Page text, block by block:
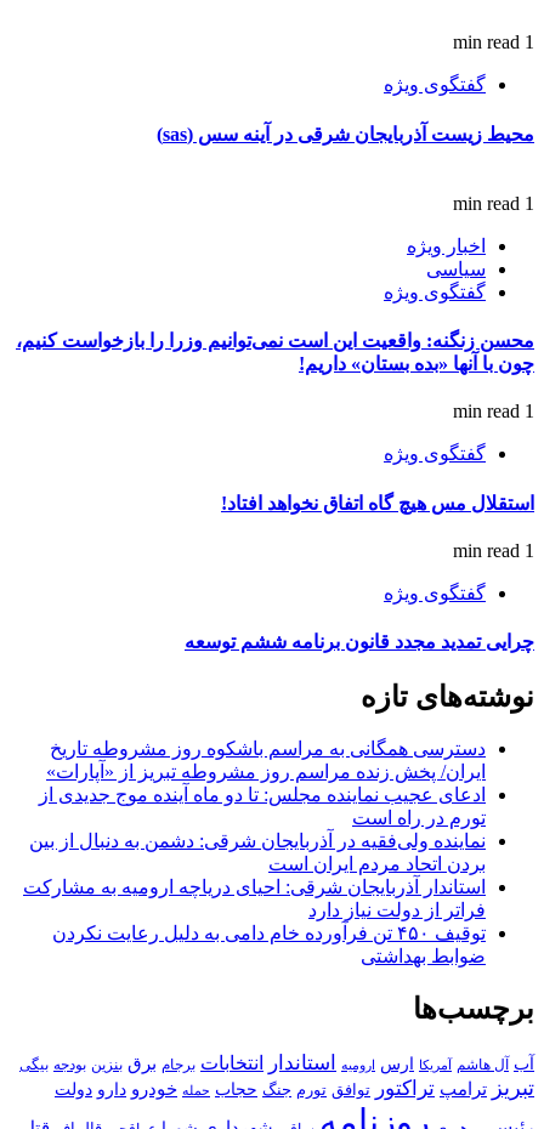
1 min read
گفتگوی ویژه
محیط زیست آذربایجان شرقی در آینه سس (sas)
1 min read
اخبار ویژه
سیاسی
گفتگوی ویژه
محسن زنگنه: واقعیت این است نمی‌توانیم وزرا را بازخواست کنیم،
چون با آنها «بده بستان» داریم!
1 min read
گفتگوی ویژه
استقلال مس هیچ گاه اتفاق نخواهد افتاد!
1 min read
گفتگوی ویژه
چرایی تمدید مجدد قانون برنامه ششم توسعه
نوشته‌های تازه
دسترسی همگانی به مراسم باشکوه روز مشروطه تاریخ
ایران/ پخش زنده مراسم روز مشروطه تبریز از «آپارات»
ادعای عجیب نماینده مجلس: تا دو ماه آینده موج جدیدی از
تورم در راه است
نماینده ولی‌فقیه در آذربایجان شرقی: دشمن به دنبال از بین
بردن اتحاد مردم ایران است
استاندار آذربایجان شرقی: احیای دریاچه ارومیه به مشارکت
فراتر از دولت نیاز دارد
توقیف ۴۵۰ تن فرآورده خام دامی به دلیل رعایت نکردن
ضوابط بهداشتی
برچسب‌ها
آب آل هاشم آمریکا ارس ارومیه استاندار انتخابات برجام برق بنزین بودجه بیگی
تبریز ترامپ تراکتور توافق تورم جنگ حجاب حمله خودرو دارو دولت